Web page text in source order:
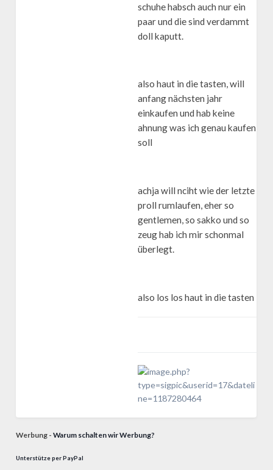
schuhe habsch auch nur ein
paar und die sind verdammt
doll kaputt.
also haut in die tasten, will
anfang nächsten jahr
einkaufen und hab keine
ahnung was ich genau kaufen
soll
achja will nciht wie der letzte
proll rumlaufen, eher so
gentlemen, so sakko und so
zeug hab ich mir schonmal
überlegt.
also los los haut in die tasten
Werbung -Warum schalten wir Werbung?
Unterstütze per PayPal